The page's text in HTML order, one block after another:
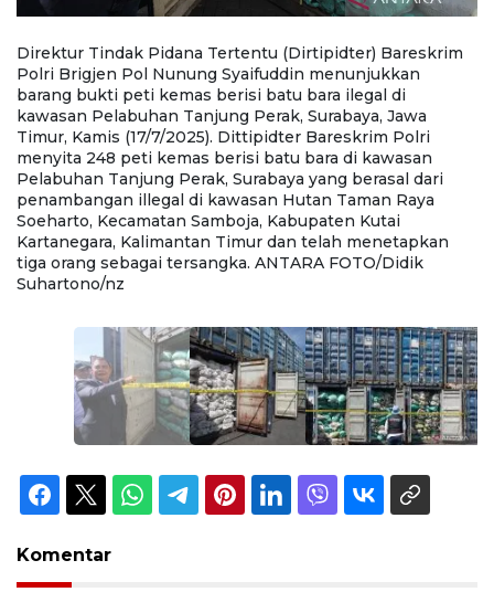
Direktur Tindak Pidana Tertentu (Dirtipidter) Bareskrim
Polri Brigjen Pol Nunung Syaifuddin menunjukkan
barang bukti peti kemas berisi batu bara ilegal di
kawasan Pelabuhan Tanjung Perak, Surabaya, Jawa
Timur, Kamis (17/7/2025). Dittipidter Bareskrim Polri
menyita 248 peti kemas berisi batu bara di kawasan
Pelabuhan Tanjung Perak, Surabaya yang berasal dari
penambangan illegal di kawasan Hutan Taman Raya
Soeharto, Kecamatan Samboja, Kabupaten Kutai
Kartanegara, Kalimantan Timur dan telah menetapkan
tiga orang sebagai tersangka. ANTARA FOTO/Didik
Suhartono/nz
Komentar